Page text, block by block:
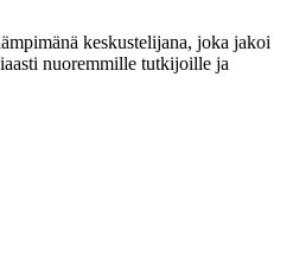
keskustelijana, joka jakoi
nuoremmille tutkijoille ja